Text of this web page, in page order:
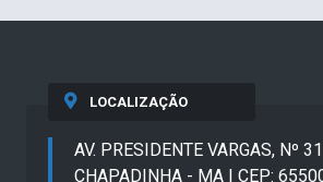
LOCALIZAÇÃO
AV. PRESIDENTE VARGAS, Nº
CHAPADINHA - MA | CEP: